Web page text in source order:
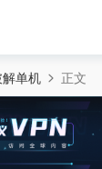
解单机 正文